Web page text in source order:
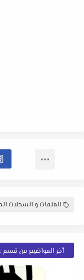
الملفات و السجلات
أخر المواضيع من قسم